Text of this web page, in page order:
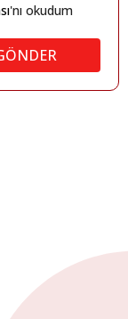
'nı okudum